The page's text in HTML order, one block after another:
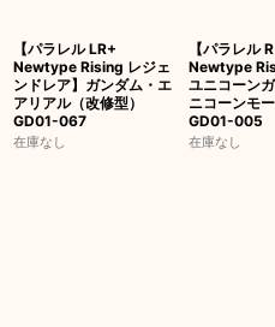
【パラレル LR+
Newtype Rising レジェ
ンドレア】ガンダム・エ
アリアル（改修型）
GD01-067
在庫なし
【パラレル
Newtype
ユニコーン
ニコーンモ
GD01-005
在庫なし